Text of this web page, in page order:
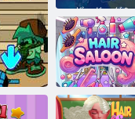
ザ・ドッグ＆
ポニー・ショ
ー：ソルト・
ポー・ラス・
エストレージ
ャス